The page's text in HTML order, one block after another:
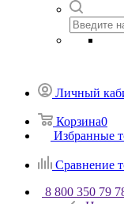
Личный
Корзина0
Избранные
Сравнение
8 800 350 79